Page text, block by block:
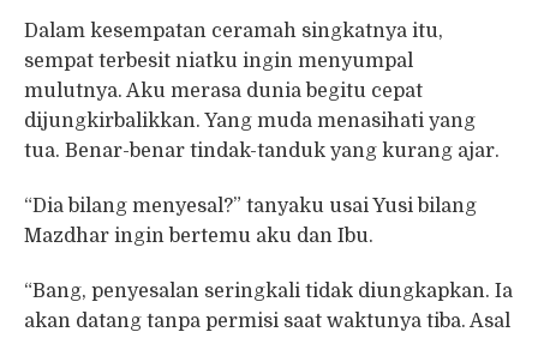
Dalam kesempatan ceramah singkatnya itu,
sempat terbesit niatku ingin menyumpal
mulutnya. Aku merasa dunia begitu cepat
dijungkirbalikkan. Yang muda menasihati yang
tua. Benar-benar tindak-tanduk yang kurang ajar.
“Dia bilang menyesal?” tanyaku usai Yusi bilang
Mazdhar ingin bertemu aku dan Ibu.
“Bang, penyesalan seringkali tidak diungkapkan. Ia
akan datang tanpa permisi saat waktunya tiba. Asal